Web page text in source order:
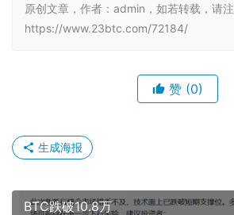
原创文章，作者：admin，如若转载，请注
https://www.23btc.com/72184/
赞 (0)
生成海报
BTC跌破10.8万